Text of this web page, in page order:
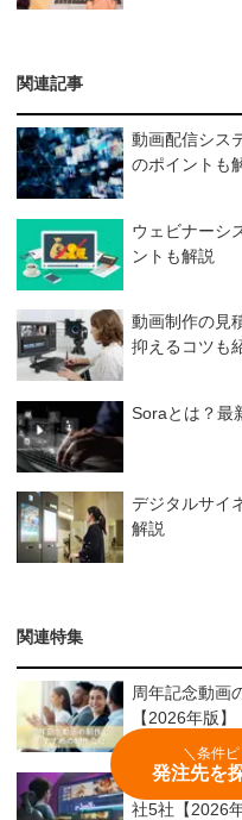
関連記事
動画配信シス
のポイントも
ウェビナーシ
ントも解説
動画制作の見
抑えるコツも
Soraとは？最
デジタルサイ
解説
関連特集
周年記念動画
【2026年版】
デジタルサ
社5社【2026年
＼条件
発注先を